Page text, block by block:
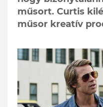
műsort. Curtis
műsor kreatív